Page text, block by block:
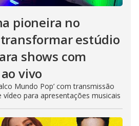
pioneira no
estúdio
shows com
vivo
Mundo Pop’ com transmissão
para apresentações musicais